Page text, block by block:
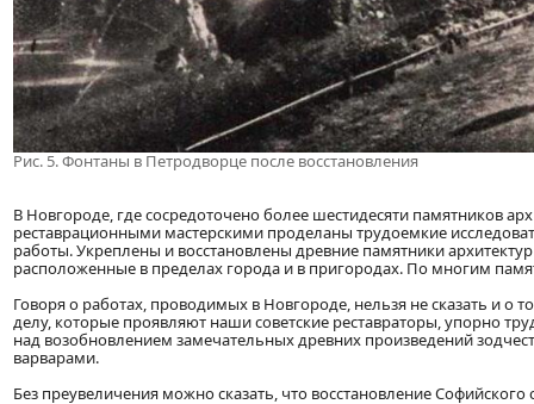
Рис. 5. Фонтаны в Петродворце после восстановления
В Новгороде, где сосредоточено более шестидесяти памятников
реставрационными мастерскими проделаны трудоемкие
работы. Укреплены и восстановлены древние памятники
расположенные в пределах города и в пригородах. По многим
Говоря о работах, проводимых в Новгороде, нельзя не сказать и
делу, которые проявляют наши советские реставраторы, упорно
над возобновлением замечательных древних произведений
варварами.
Без преувеличения можно сказать, что восстановление